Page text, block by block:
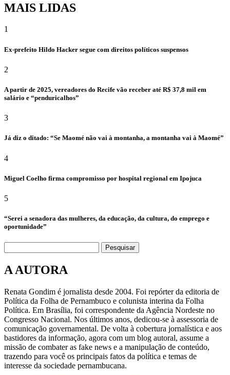
MAIS LIDAS
1
Ex-prefeito Hildo Hacker segue com direitos políticos suspensos
2
A partir de 2025, vereadores do Recife vão receber até R$ 37,8 mil em
salário e “penduricalhos”
3
Já diz o ditado: “Se Maomé não vai à montanha, a montanha vai à Maomé”
4
Miguel Coelho firma compromisso por hospital regional em Ipojuca
5
“Serei a senadora das mulheres, da educação, da cultura, do emprego e
oportunidade”
Pesquisar
A AUTORA
Renata Gondim é jornalista desde 2004. Foi repórter da editoria de
Política da Folha de Pernambuco e colunista interina da Folha
Política. Em Brasília, foi correspondente da Agência Nordeste no
Congresso Nacional. Nos últimos anos, dedicou-se à assessoria de
comunicação governamental. De volta à cobertura jornalística e aos
bastidores da informação, agora com um blog autoral, assume a
missão de combater as fake news e a manipulação de conteúdo,
trazendo para você os principais fatos da política e temas de
interesse da sociedade pernambucana.